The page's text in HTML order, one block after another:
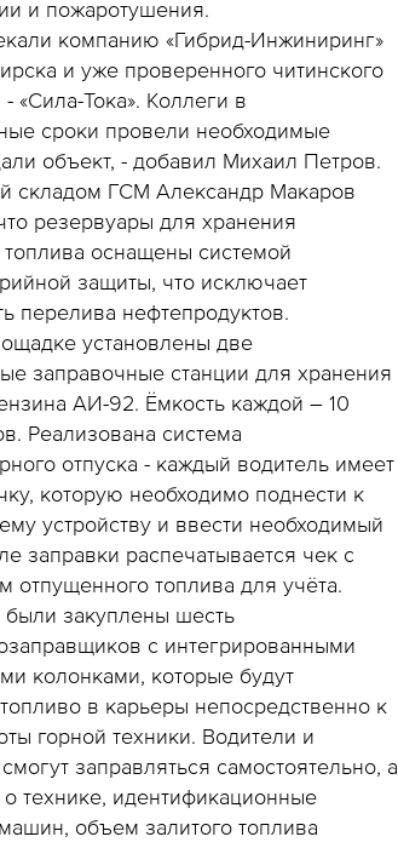
и пожаротушения.
компанию «Гибрид-Инжиниринг»
и уже проверенного читинского
«Сила-Тока». Коллеги в
сроки провели необходимые
объект, - добавил Михаил Петров.
складом ГСМ Александр Макаров
резервуары для хранения
оснащены системой
защиты, что исключает
перелива нефтепродуктов.
установлены две
заправочные станции для хранения
АИ-92. Ёмкость каждой – 10
Реализована система
отпуска - каждый водитель имеет
которую необходимо поднести к
устройству и ввести необходимый
заправки распечатывается чек с
отпущенного топлива для учёта.
были закуплены шесть
с интегрированными
колонками, которые будут
в карьеры непосредственно к
горной техники. Водители и
заправляться самостоятельно, а
технике, идентификационные
объем залитого топлива